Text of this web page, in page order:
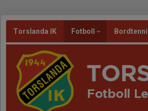
Torslanda IK Fotboll
Fotboll